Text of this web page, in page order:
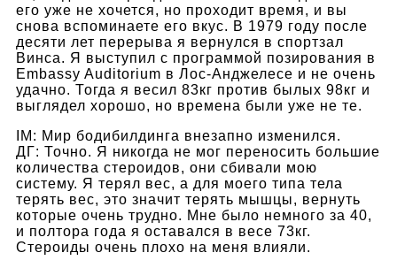
его уже не хочется, но проходит время, и вы
снова вспоминаете его вкус. В 1979 году после
десяти лет перерыва я вернулся в спортзал
Винса. Я выступил с программой позирования в
Embassy Auditorium в Лос-Анджелесе и не очень
удачно. Тогда я весил 83кг против былых 98кг и
выглядел хорошо, но времена были уже не те.
IM: Мир бодибилдинга внезапно изменился.
ДГ: Точно. Я никогда не мог переносить большие
количества стероидов, они сбивали мою
систему. Я терял вес, а для моего типа тела
терять вес, это значит терять мышцы, вернуть
которые очень трудно. Мне было немного за 40,
и полтора года я оставался в весе 73кг.
Стероиды очень плохо на меня влияли.